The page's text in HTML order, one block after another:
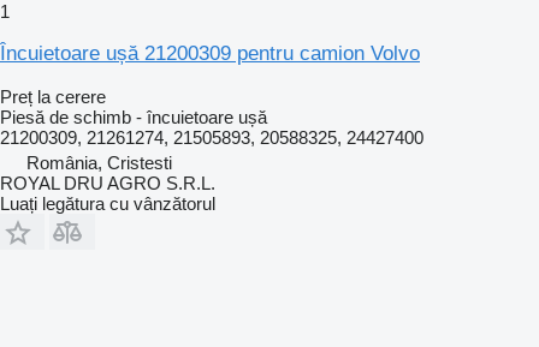
1
Încuietoare ușă 21200309 pentru camion Volvo
Preț la cerere
Piesă de schimb - încuietoare ușă
21200309, 21261274, 21505893, 20588325, 24427400
România, Cristesti
ROYAL DRU AGRO S.R.L.
Luați legătura cu vânzătorul